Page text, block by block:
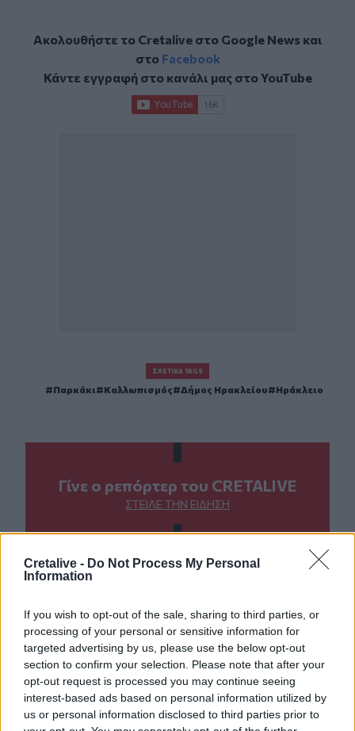
Cretalive - Do Not Process My Personal
Information
If you wish to opt-out of the sale, sharing to third parties, or
processing of your personal or sensitive information for
targeted advertising by us, please use the below opt-out
section to confirm your selection. Please note that after your
opt-out request is processed you may continue seeing
interest-based ads based on personal information utilized by
us or personal information disclosed to third parties prior to
Ακολουθήστε το Cretalive στο Google Newsκαι
στο Facebook
Κάντε εγγραφή στο κανάλι μας στοYouTube
ΣΧΕΤΙΚΆ TAGS
Παρκάκι Καλλωπισμός Δήμος Ηρακλείου Ηράκλειο
Γίνε ο ρεπόρτερ του CRETALIVE
ΣΤΕΊΛΕ ΤΗΝ ΕΊΔΗΣΗ
Το απολαυστικό βίντεο της Νατάσας Θεοδωρίδου με τη
Ο έρωτας θα πρωταγωνιστήσει στη ζωή αυτών των